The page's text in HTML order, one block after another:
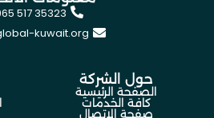
517 35323
kuwait.org
حول الشركة
الصفحة الرئيسية
كافة الخدمات
صفحة الاتصال